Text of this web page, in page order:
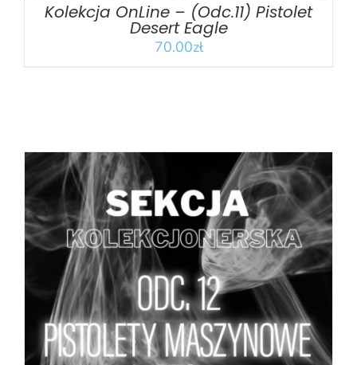
Kolekcja OnLine – (Odc.11) Pistolet
Desert Eagle
70.00zł
DODAJ DO KOSZYKA SZCZEGÓŁY